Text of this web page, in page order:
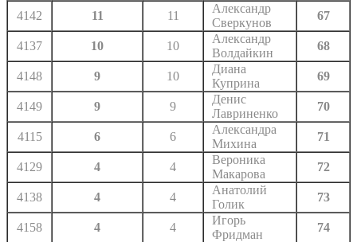
4142 11 11
Александр
Сверкунов
67
4137 10 10
Александр
Волдайкин
68
4148 9 10
Диана
Куприна
69
4149 9 9
Денис
Лавриненко
70
4115 6 6
Александра
Михина
71
4129 4 4
Вероника
Макарова
72
4138 4 4
Анатолий
Голик
73
4158 4 4
Игорь
Фридман
74